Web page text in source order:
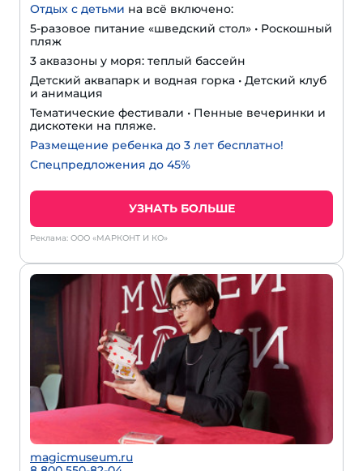
Отдых с детьми на всё включено:
5-разовое питание «шведский стол» • Роскошный
пляж
3 аквазоны у моря: теплый бассейн
Детский аквапарк и водная горка • Детский клуб
и анимация
Тематические фестивали • Пенные вечеринки и
дискотеки на пляже.
Размещение ребенка до 3 лет бесплатно!
Спецпредложения до 45%
УЗНАТЬ БОЛЬШЕ
Реклама: ООО «МАРКОНТ И КО»
magicmuseum.ru